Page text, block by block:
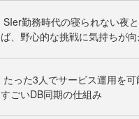
SIer勤務時代の寝られない夜
ば、野心的な挑戦に気持ちが向
たった3人でサービス運用を可
すごいDB同期の仕組み